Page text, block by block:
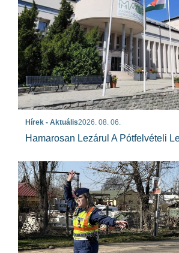
Hírek - Aktuális2026. 08. 06.
Hamarosan Lezárul A Pótfelvételi